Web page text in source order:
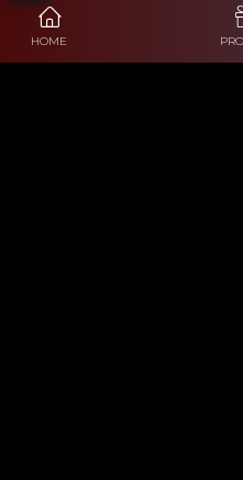
HOME